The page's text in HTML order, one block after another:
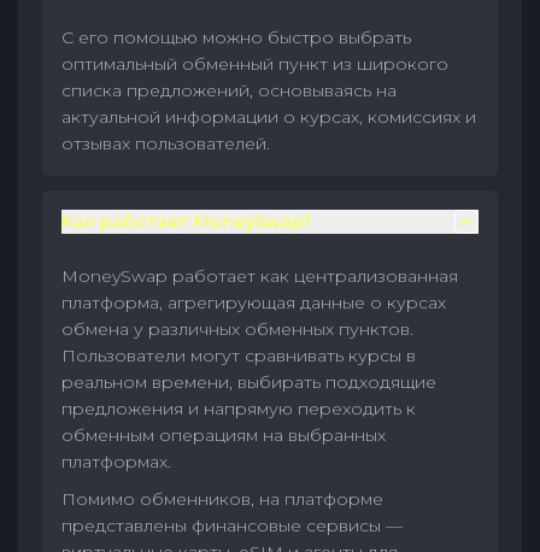
С его помощью можно быстро выбрать
оптимальный обменный пункт из широкого
списка предложений, основываясь на
актуальной информации о курсах, комиссиях и
отзывах пользователей.
Как работает MoneySwap?
MoneySwap работает как централизованная
платформа, агрегирующая данные о курсах
обмена у различных обменных пунктов.
Пользователи могут сравнивать курсы в
реальном времени, выбирать подходящие
предложения и напрямую переходить к
обменным операциям на выбранных
платформах.
Помимо обменников, на платформе
представлены финансовые сервисы —